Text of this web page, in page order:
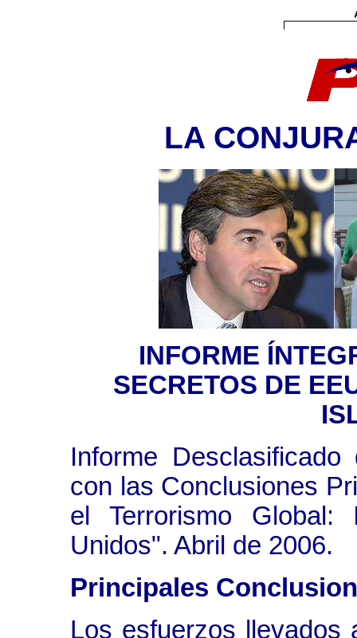
LA
INFORME
SECRETOS DE
Informe
con las Conclusiones
el Terrorismo Global:
Unidos". Abril de 2006.
Principales
Los esfuerzos llevados